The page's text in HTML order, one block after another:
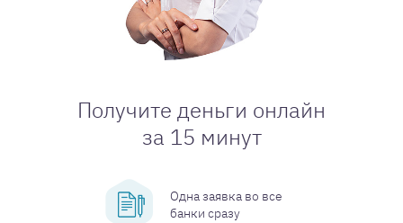
Получите деньги онлайн
за 15 минут
Одна заявка во все
банки сразу